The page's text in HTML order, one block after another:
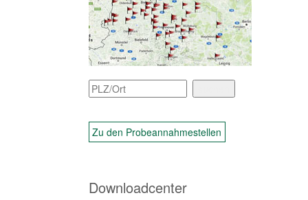
Zu den Probeannahmestellen
Downloadcenter